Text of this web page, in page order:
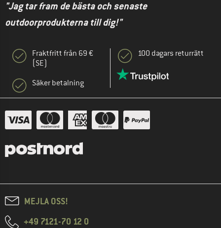
"Jag tar fram de bästa och senaste
outdoorprodukterna till dig!"
Fraktfritt från 69 €
(SE)
Säker betalning
100 dagars returrätt
MEJLA OSS!
+49 7121-70 12 0